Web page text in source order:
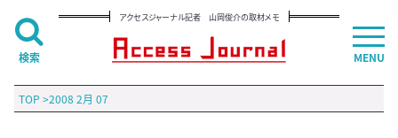
アクセスジャーナル記者 山岡俊介の取材メモ
TOP >2008 2月 07
MENU
検索